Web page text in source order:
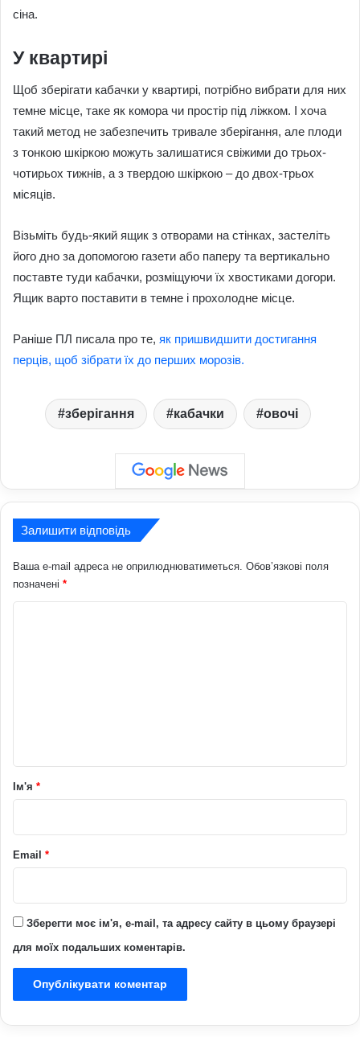
сіна.
У квартирі
Щоб зберігати кабачки у квартирі, потрібно вибрати для них
темне місце, таке як комора чи простір під ліжком. І хоча
такий метод не забезпечить тривале зберігання, але плоди
з тонкою шкіркою можуть залишатися свіжими до трьох-
чотирьох тижнів, а з твердою шкіркою – до двох-трьох
місяців.
Візьміть будь-який ящик з отворами на стінках, застеліть
його дно за допомогою газети або паперу та вертикально
поставте туди кабачки, розміщуючи їх хвостиками догори.
Ящик варто поставити в темне і прохолодне місце.
Раніше ПЛ писала про те, як пришвидшити достигання
перців, щоб зібрати їх до перших морозів.
зберігання кабачки овочі
Залишити відповідь
Ваша e-mail адреса не оприлюднюватиметься. Обов’язкові поля
позначені *
рІм'я *
Email *
Зберегти моє ім'я, e-mail, та адресу сайту в цьому браузері
для моїх подальших коментарів.